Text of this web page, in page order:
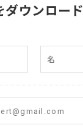
ダウンロード